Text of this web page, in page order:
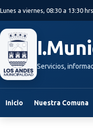
Lunes a viernes, 08:30 a 13:30
Servicios,
Inicio Nuestra Comuna